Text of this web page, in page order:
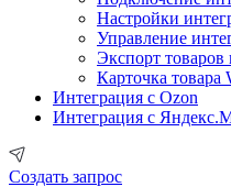
Настройки
Управление
Экспорт товаров
Карточка товара
Интеграция с Ozon
Интеграция с
Создать запрос